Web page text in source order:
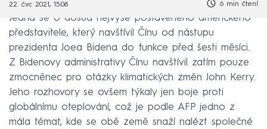
22. čvc 2021, 15:08 6 min čtení
Jedná se o dosud nejvýše postaveného amerického
představitele, který navštívil Čínu od nástupu
prezidenta Joea Bidena do funkce před šesti měsíci.
Z Bidenovy administrativy Čínu navštívil zatím pouze
zmocněnec pro otázky klimatických změn John Kerry.
Jeho rozhovory se ovšem týkaly jen boje proti
globálnímu oteplování, což je podle AFP jedno z
mála témat, kde se obě země snaží nalézt společné